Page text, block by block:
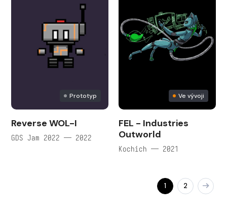
Prototyp
Reverse WOL-I
GDS Jam 2022 — 2022
Ve vývoji
FEL - Industries
Outworld
Kochich — 2021
1 2